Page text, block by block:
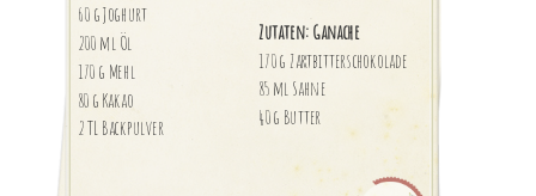
60 g Joghurt
200 ml Öl
170 g Mehl
80 g Kakao
2 TL Backpulver
Zutaten: Ganache
170 g Zartbitterschokolade
85 ml Sahne
40 g Butter